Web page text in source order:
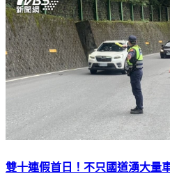
雙十連假首日！不只國道湧大